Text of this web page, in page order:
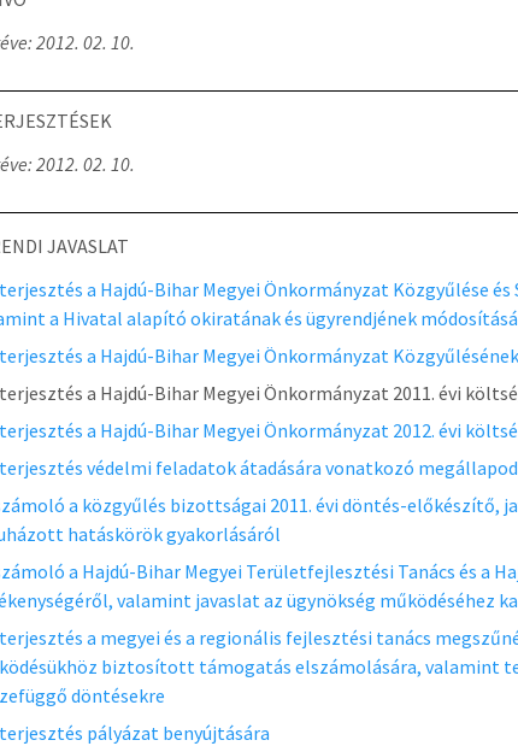
2012. 02. 10.
2012. 02. 10.
JAVASLAT
a Hajdú-Bihar Megyei Önkormányzat Közgyűlése és
a Hivatal alapító okiratának és ügyrendjének
a Hajdú-Bihar Megyei Önkormányzat
a Hajdú-Bihar Megyei Önkormányzat 2011. évi
a Hajdú-Bihar Megyei Önkormányzat 2012. évi
védelmi feladatok átadására vonatkozó
a közgyűlés bizottságai 2011. évi döntés-előkészítő,
hatáskörök gyakorlásáról
a Hajdú-Bihar Megyei Területfejlesztési Tanács és a
valamint javaslat az ügynökség működéséhez
a megyei és a regionális fejlesztési tanács
biztosított támogatás elszámolására, valamint
döntésekre
pályázat benyújtására